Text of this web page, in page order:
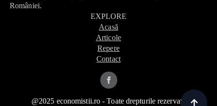
României.
EXPLORE
Acasă
Articole
Repere
Contact
@2025 economistii.ro - Toate drepturile rezervate